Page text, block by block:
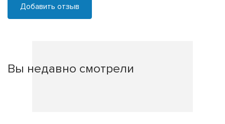
Добавить отзыв
Вы недавно смотрели